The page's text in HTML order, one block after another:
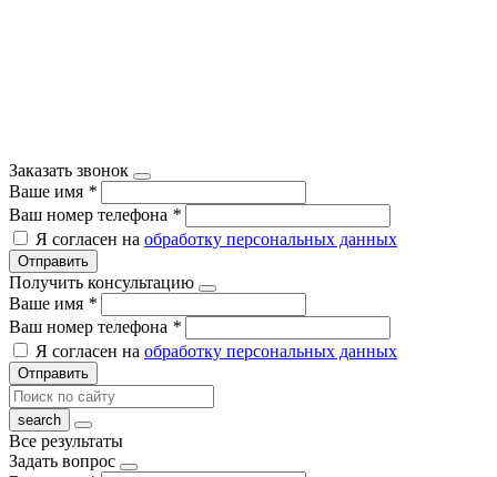
Заказать звонок
Ваше имя *
Ваш номер телефона *
Я согласен на обработку персональных данных
Отправить
Получить консультацию
Ваше имя *
Ваш номер телефона *
Я согласен на обработку персональных данных
Отправить
Все результаты
Задать вопрос